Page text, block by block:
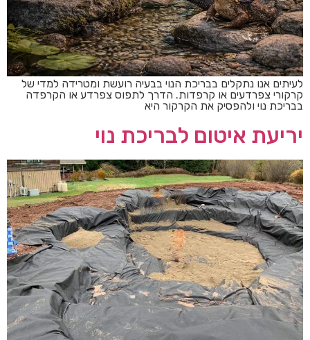
לעיתים אנו נתקלים בבריכת הנוי בבעיה רועשת ומטרידה למדי של
קרקורי צפרדעים או קרפדות. הדרך לתפוס צפרדע או הקרפדה
בבריכת נוי ולהפסיק את הקרקור היא
יריעת איטום לבריכת נוי